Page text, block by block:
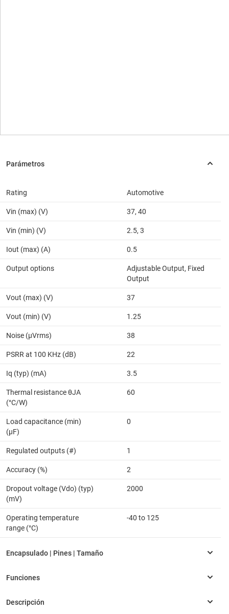
Rating Automotive
Vin (max) (V) 37, 40
Vin (min) (V) 2.5, 3
Iout (max) (A) 0.5
Output options
Adjustable Output, Fixed
Output
Vout (max) (V) 37
Vout (min) (V) 1.25
Noise (µVrms) 38
PSRR at 100 KHz (dB) 22
Iq (typ) (mA) 3.5
Thermal resistance θJA
(°C/W)
60
Load capacitance (min)
(µF)
0
Regulated outputs (#) 1
Accuracy (%) 2
Dropout voltage (Vdo) (typ)
(mV)
2000
Operating temperature
range (°C)
-40 to 125